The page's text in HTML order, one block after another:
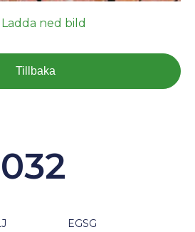
Ladda ned bild
Tillbaka
EGSG